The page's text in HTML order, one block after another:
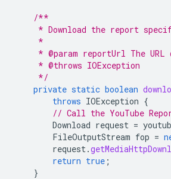
/**
* Download the report
     *
* @param reportUrl The URL
     * @throws IOException
     */
private static boolean
throws IOException {
// Call the YouTube
Download request =
FileOutputStream fop =
request.
return true ;
}